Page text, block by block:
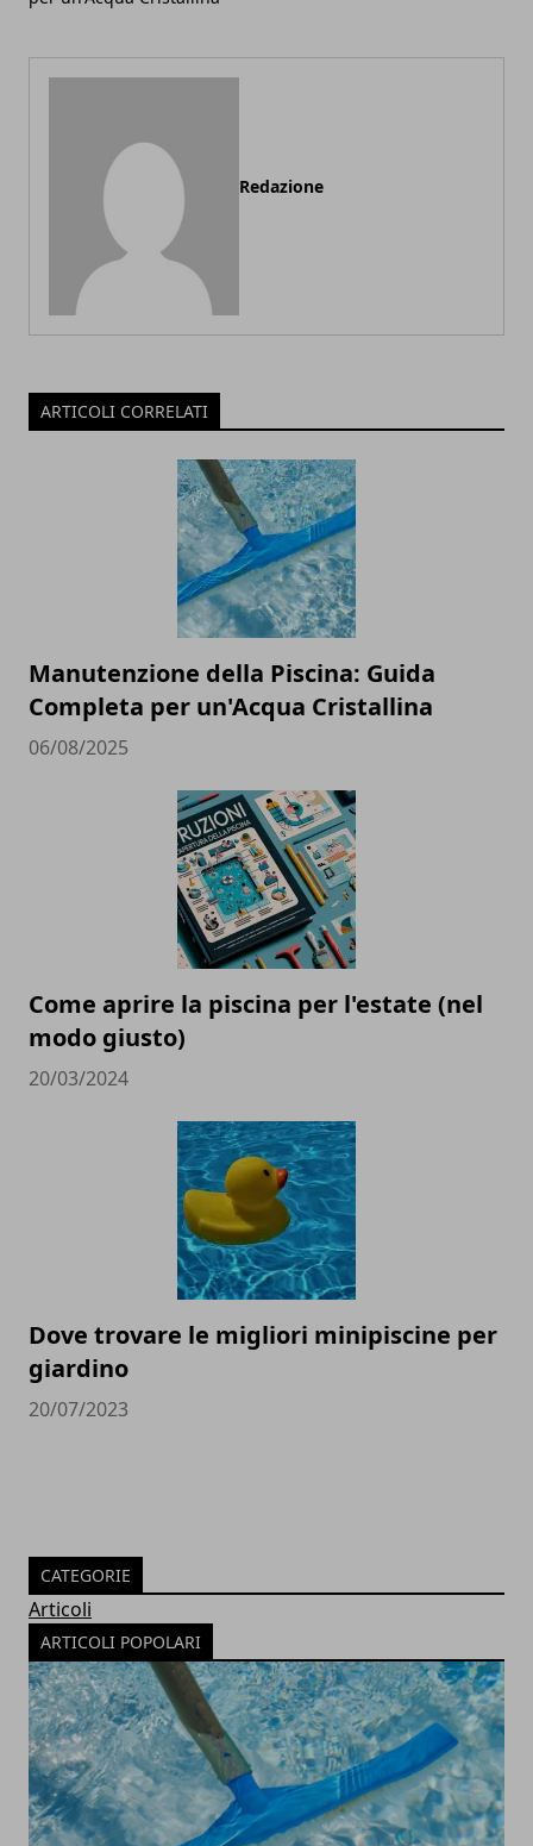
Redazione
ARTICOLI CORRELATI
Manutenzione della Piscina: Guida
Completa per un'Acqua Cristallina
06/08/2025
Come aprire la piscina per l'estate (nel
modo giusto)
20/03/2024
Dove trovare le migliori minipiscine per
giardino
20/07/2023
CATEGORIE
Articoli
ARTICOLI POPOLARI